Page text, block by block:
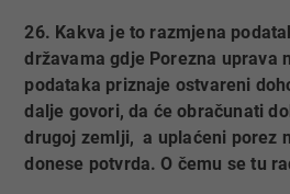
26. Kakva je to razmjena
državama gdje Porezna uprava
podataka priznaje ostvareni
dalje govori, da će obračunati
drugoj zemlji, a uplaćeni porez
donese potvrda. O čemu se tu